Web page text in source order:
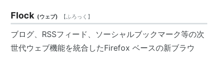
Flock (ウェブ) 【ふろっく 】
ブログ、RSSフィード、ソーシャルブックマーク等の次
世代ウェブ機能を統合したFirefox ベースの新ブラウ